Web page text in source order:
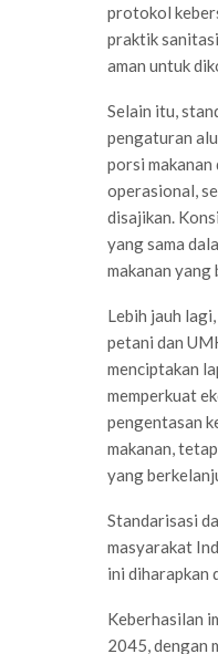
protokol
praktik
aman untuk
Selain itu,
pengaturan
porsi
operasional,
disajikan.
yang sama
makanan yang
Lebih jauh
petani dan
menciptakan
memperkuat
pengentasan
makanan,
yang
Standarisasi
masyarakat
ini diharapkan
Keberhasilan
2045, dengan